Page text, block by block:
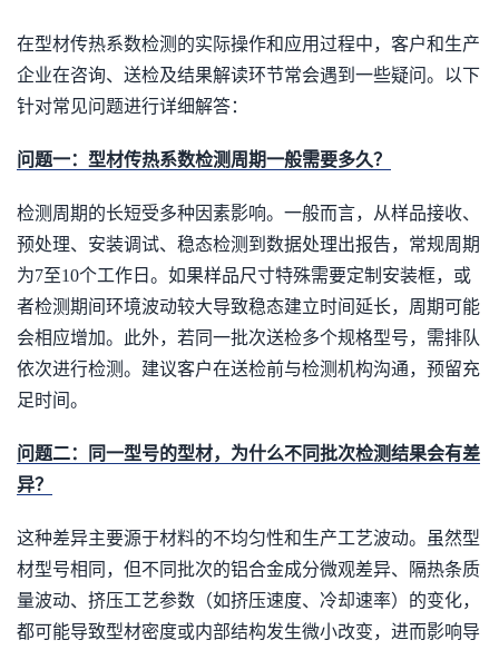
在型材传热系数检测的实际操作和应用过程中，客户和生产
企业在咨询、送检及结果解读环节常会遇到一些疑问。以下
针对常见问题进行详细解答：
问题一：型材传热系数检测周期一般需要多久？
检测周期的长短受多种因素影响。一般而言，从样品接收、
预处理、安装调试、稳态检测到数据处理出报告，常规周期
为7至10个工作日。如果样品尺寸特殊需要定制安装框，或
者检测期间环境波动较大导致稳态建立时间延长，周期可能
会相应增加。此外，若同一批次送检多个规格型号，需排队
依次进行检测。建议客户在送检前与检测机构沟通，预留充
足时间。
问题二：同一型号的型材，为什么不同批次检测结果会有差
异？
这种差异主要源于材料的不均匀性和生产工艺波动。虽然型
材型号相同，但不同批次的铝合金成分微观差异、隔热条质
量波动、挤压工艺参数（如挤压速度、冷却速率）的变化，
都可能导致型材密度或内部结构发生微小改变，进而影响导